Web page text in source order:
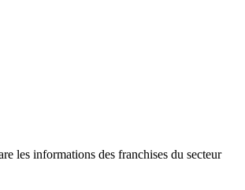
les informations des franchises du secteur